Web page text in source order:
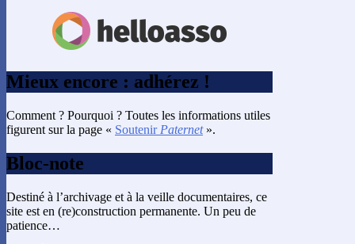
Mieux encore : adhérez !
Comment ? Pourquoi ? Toutes les informations utiles
figurent sur la page « Soutenir Paternet».
Bloc-note
Destiné à l’archivage et à la veille documentaires, ce
site est en (re)construction permanente. Un peu de
patience…